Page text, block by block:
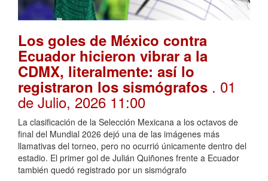
Los goles de México contra
Ecuador hicieron vibrar a la
CDMX, literalmente: así lo
registraron los sismógrafos . 01
de Julio, 2026 11:00
La clasificación de la Selección Mexicana a los octavos de
final del Mundial 2026 dejó una de las imágenes más
llamativas del torneo, pero no ocurrió únicamente dentro del
estadio. El primer gol de Julián Quiñones frente a Ecuador
también quedó registrado por un sismógrafo